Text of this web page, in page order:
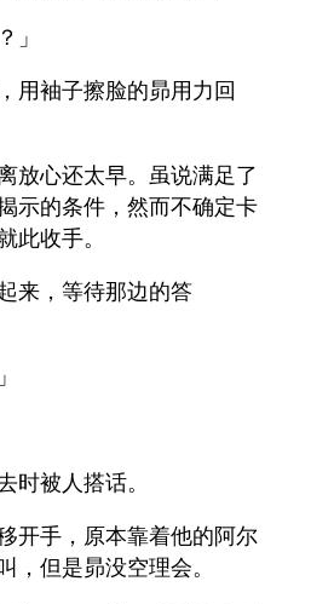
」
用袖子擦脸的昴用力回
放心还太早。虽说满足了
示的条件，然而不确定卡
此收手。
来，等待那边的答
时被人搭话。
开手，原本靠着他的阿尔
，但是昴没空理会。